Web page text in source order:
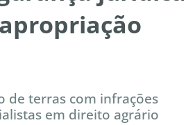
de terras com infrações
em direito agrário